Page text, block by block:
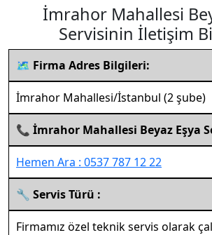
İmrahor Mahallesi
Servisinin İletişim
🗺️ Firma Adres Bilgileri:
İmrahor Mahallesi/İstanbul (2 şube)
📞 İmrahor Mahallesi Beyaz Eşya
Hemen Ara : 0537 787 12 22
🔧 Servis Türü :
Firmamız özel teknik servis olarak